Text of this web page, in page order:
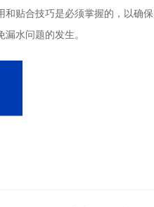
和贴合技巧是必须掌握的，以确
水问题的发生。